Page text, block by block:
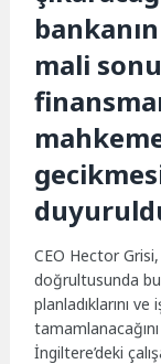
mali
CEO Hector
doğrultusunda bu
planladıklarını
İngiltere’deki